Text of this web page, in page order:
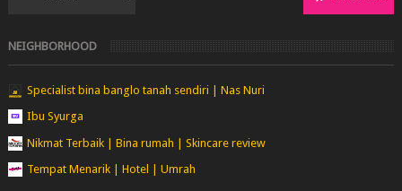
NEIGHBORHOOD
Specialist bina banglo tanah sendiri | Nas Nuri
Ibu Syurga
Nikmat Terbaik | Bina rumah | Skincare review
Tempat Menarik | Hotel | Umrah